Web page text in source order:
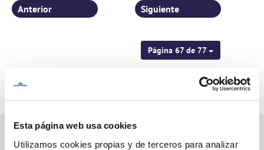
Esta página web usa cookies
Utilizamos cookies propias y de terceros para analizar
Página 67 de 77
Anterior Siguiente